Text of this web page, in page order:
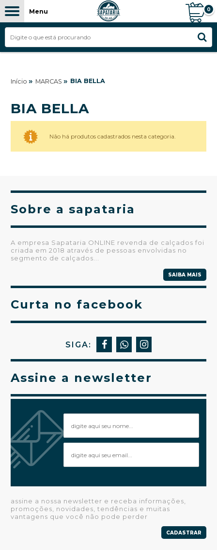
Menu 0
Início » MARCAS » BIA BELLA
BIA BELLA
Não há produtos cadastrados nesta categoria.
Sobre a sapataria
A empresa Sapataria ONLINE revenda de calçados foi
criada em 2018 através de pessoas envolvidas no
segmento de calçados...
SAIBA MAIS
Curta no facebook
SIGA:
Assine a newsletter
assine a nossa newsletter e receba informações,
promoções, novidades, tendências e muitas
vantagens que você não pode perder
CADASTRAR